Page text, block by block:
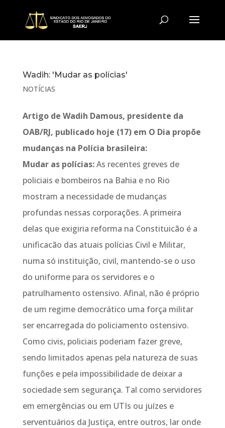
Wadih: 'Mudar as polícias'
NOTÍCIAS
Artigo de Wadih Damous, presidente da
OAB/RJ, publicado hoje (17) em O Dia propõe
mudanças na Polícia brasileira:
Mudar as polícias:As recentes greves de
policiais e bombeiros na Bahia e no Rio
mostram a necessidade de mudanças
profundas nessas corporações. A primeira
delas que exigiria reforma na Constituicão é a
unificacão das atuais polícias Civil e Militar,
numa só instituição, civil, mantendo-se o uso
do uniforme para os servidores e o
patrulhamento ostensivo. Afinal, não é próprio
de um regime democrático uma força militar
ser encarregada do policiamento ostensivo.
Como civis, policiais poderiam fazer greve,
sendo limitados apenas pela natureza de suas
funções e pela impossibilidade de deixar a
sociedade sem segurança. Tal como servidores
em emergências ou em UTIs ou juízes e
serventuários da Justiça, entre outros, lar onde